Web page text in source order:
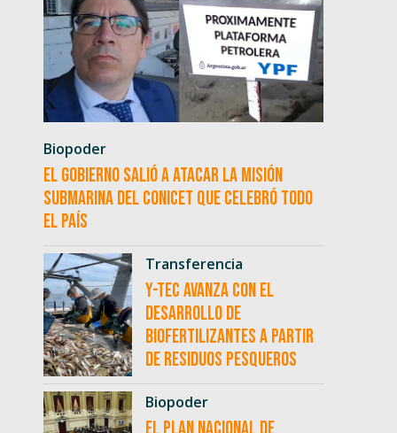
Biopoder
El Gobierno salió a atacar la misión
submarina del CONICET que celebró todo
el país
Transferencia
Y-TEC avanza con el
desarrollo de
biofertilizantes a partir
de residuos pesqueros
Biopoder